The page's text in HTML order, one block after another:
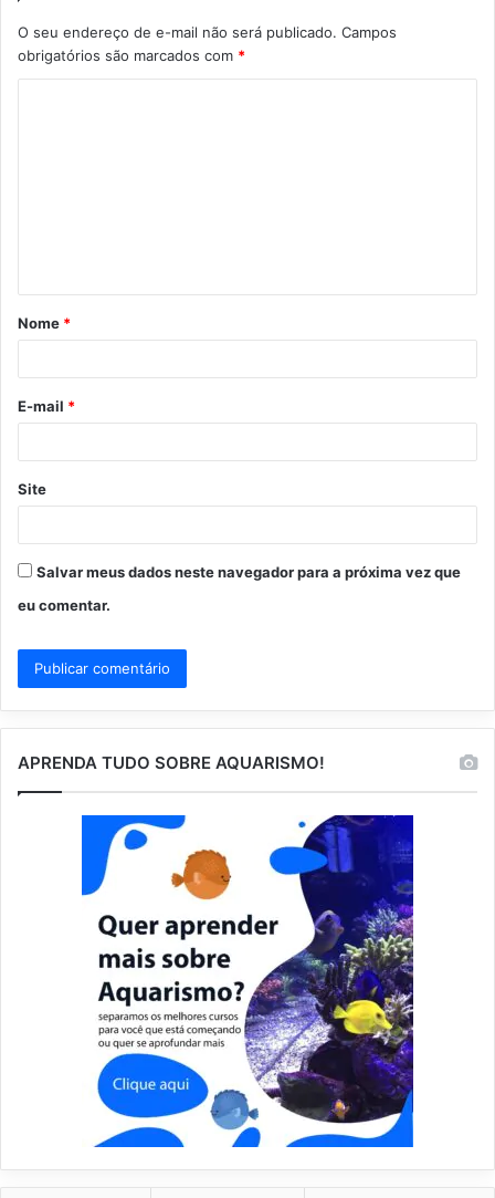
O seu endereço de e-mail não será publicado. Campos
obrigatórios são marcados com *
á
r
*
Nome *
E-mail *
Site
Salvar meus dados neste navegador para a próxima vez que
eu comentar.
APRENDA TUDO SOBRE AQUARISMO!